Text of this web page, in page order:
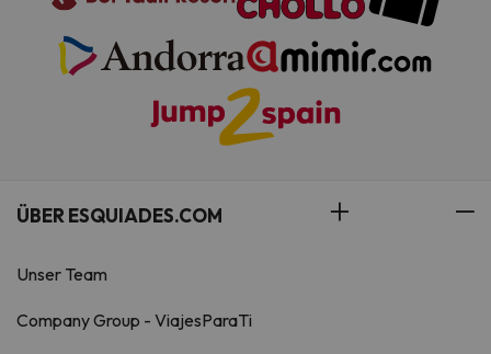
ÜBER ESQUIADES.COM
Unser Team
Company Group - ViajesParaTi